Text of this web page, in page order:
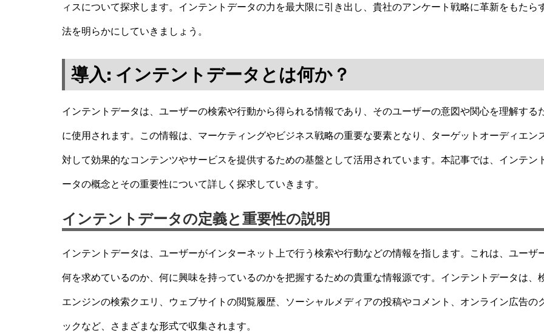
ィスについて探求します。インテントデータの力を最大限に引き出し、貴社のアンケート戦略に革新をもたら
法を明らかにしていきましょう。
導入: インテントデータとは何か？
インテントデータは、ユーザーの検索や行動から得られる情報であり、そのユーザーの意図や関心を理解する
に使用されます。この情報は、マーケティングやビジネス戦略の重要な要素となり、ターゲットオーディエン
対して効果的なコンテンツやサービスを提供するための基盤として活用されています。本記事では、インテン
ータの概念とその重要性について詳しく探求していきます。
インテントデータの定義と重要性の説明
インテントデータは、ユーザーがインターネット上で行う検索や行動などの情報を指します。これは、ユーザ
何を求めているのか、何に興味を持っているのかを把握するための貴重な情報源です。インテントデータは、
エンジンの検索クエリ、ウェブサイトの閲覧履歴、ソーシャルメディアの投稿やコメント、オンライン広告の
ックなど、さまざまな形式で収集されます。